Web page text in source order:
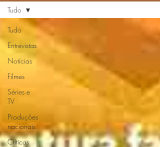
Tudo
Entrevistas
Notícias
Filmes
Séries e
TV
Produções
nacionais
Críticas
Tudo